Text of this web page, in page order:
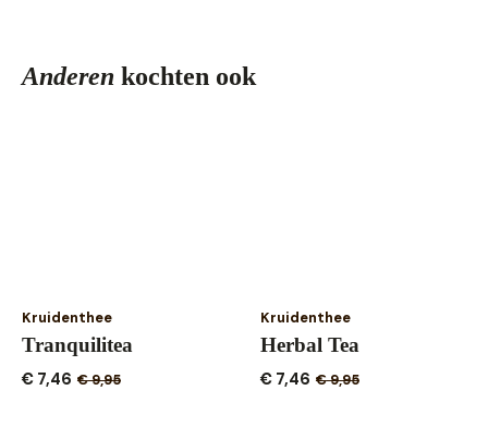
Anderen kochten ook
Kruidenthee
Tranquilitea
€9,95
Oorspronkelijke
€ 7,46
Huidige
Kruidenthee
Herbal Tea
€9,95
Oorspronkelijke
€ 7,46
Huidige